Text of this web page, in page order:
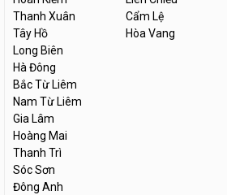
Thanh Xuân
Tây Hồ
Long Biên
Hà Đông
Bắc Từ Liêm
Nam Từ Liêm
Gia Lâm
Hoàng Mai
Thanh Trì
Sóc Sơn
Đông Anh
Cẩm Lệ
Hòa Vang